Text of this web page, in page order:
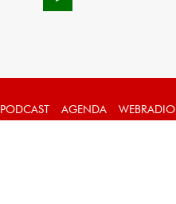
PODCAST AGENDA WEBRADIO